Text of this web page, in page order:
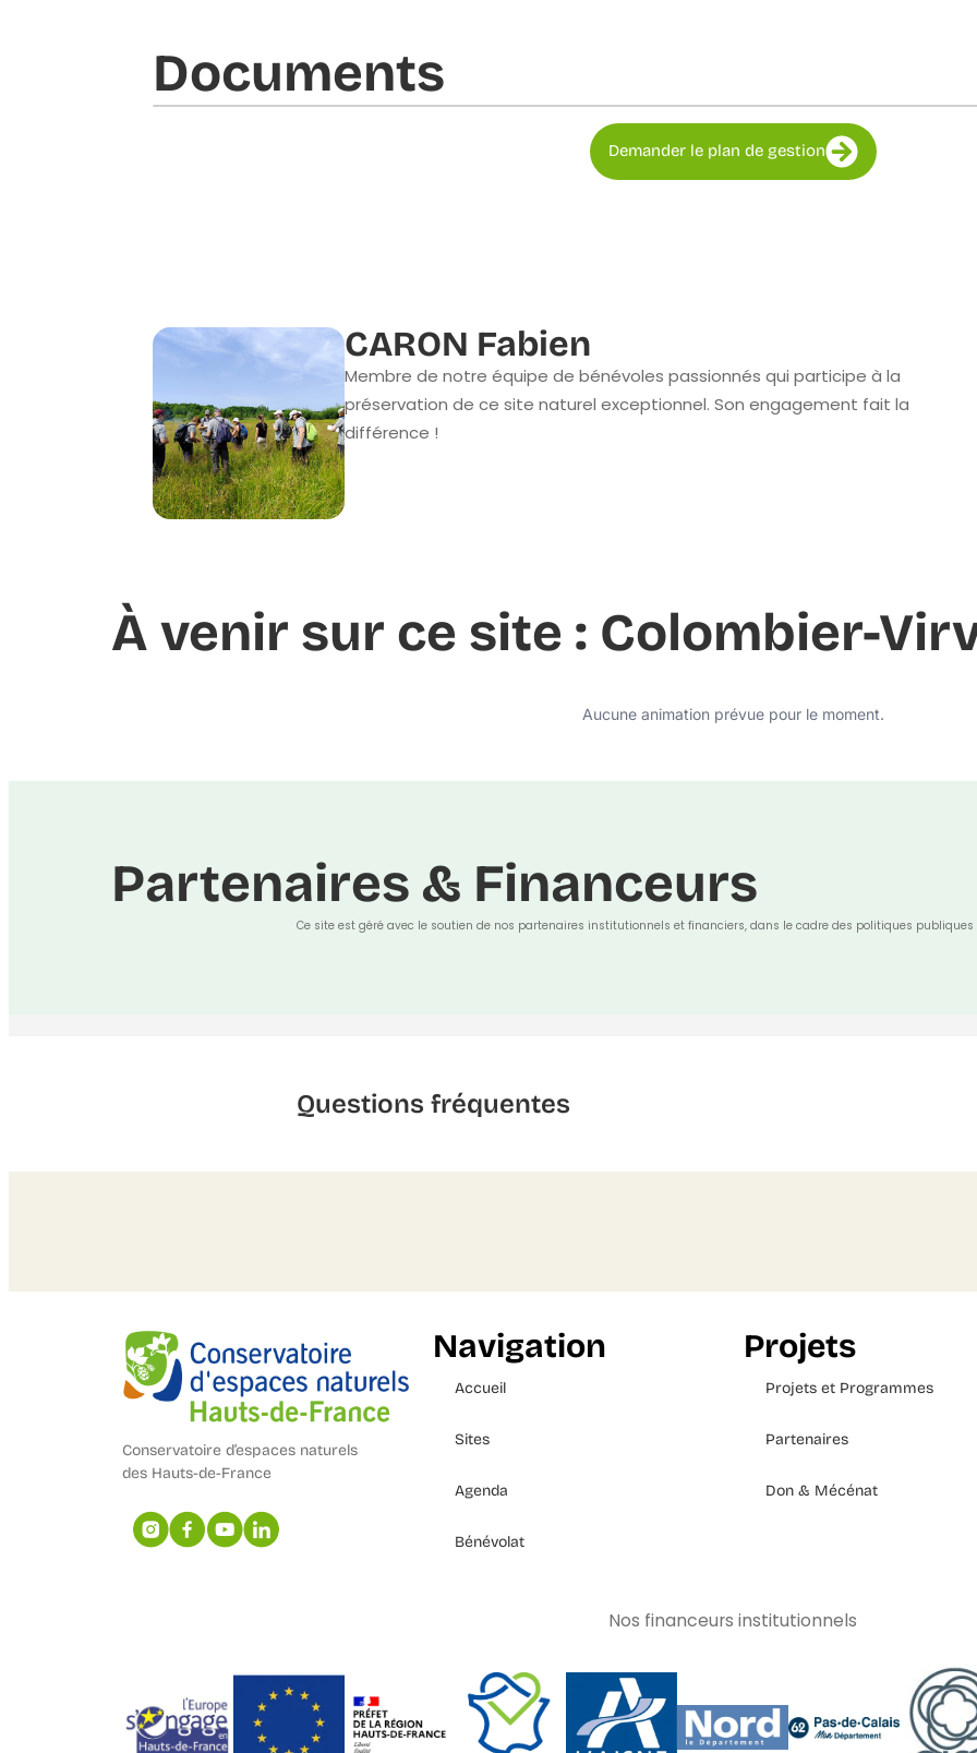
Documents​
Demander le plan de gestion
CARON Fabien
Membre de notre équipe de bénévoles passionnés qui participe à la
préservation de ce site naturel exceptionnel. Son engagement fait la
différence !
À venir sur ce site : Colombier-
Aucune animation prévue pour le moment.
Partenaires & Financeurs
Ce site est géré avec le soutien de nos partenaires institutionnels et financiers, dans le cadre des politiques
Questions fréquentes
Conservatoire d’espaces naturels
des Hauts-de-France
Navigation
Accueil
Sites
Agenda
Bénévolat
Projets
Projets et Programmes
Partenaires
Don & Mécénat
Nos financeurs institutionnels